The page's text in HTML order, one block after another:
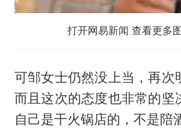
打开网易新闻 查看更多
可邹女士仍然没上当，再次
而且这次的态度也非常的坚
自己是干火锅店的，不是陪